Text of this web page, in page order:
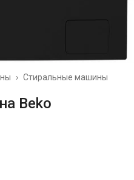
Стиральные машины
›
Beko